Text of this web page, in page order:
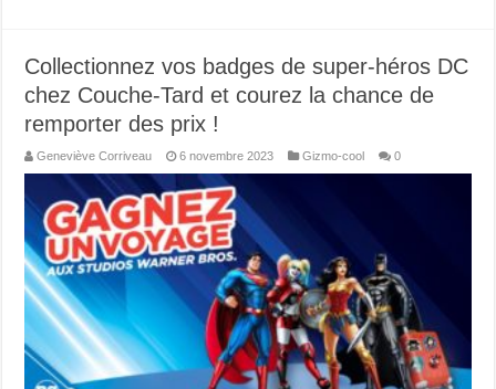
Collectionnez vos badges de super-héros DC
chez Couche-Tard et courez la chance de
remporter des prix !
Geneviève Corriveau 6 novembre 2023 Gizmo-cool 0